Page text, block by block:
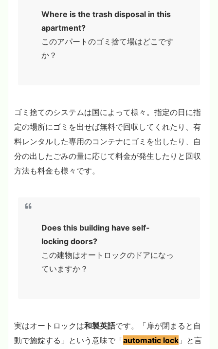
Where is the trash disposal in this
apartment?
このアパートのゴミ捨て場はどこです
か？
ゴミ捨てのシステムは国によって様々。指定の日に指
定の場所にゴミを出せば無料で回収してくれたり、有
料レンタルした専用のコンテナにゴミを出したり、自
分の出したごみの量に応じて料金が発生したりと回収
方法も料金も様々です。
Does this building have self-
locking doors?
この建物はオートロックのドアになっ
ていますか？
実はオートロックは和製英語です。「扉が閉まると自
動で施錠する」という意味で「automatic lock 」と言